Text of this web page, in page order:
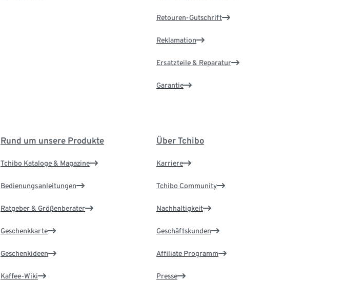
Retouren-Gutschrift
Reklamation
Ersatzteile & Reparatur
Garantie
Rund um unsere Produkte
Tchibo Kataloge & Magazine
Bedienungsanleitungen
Ratgeber & Größenberater
Geschenkkarte
Geschenkideen
Kaffee-Wiki
Über Tchibo
Karriere
Tchibo Community
Nachhaltigkeit
Geschäftskunden
Affiliate Programm
Presse